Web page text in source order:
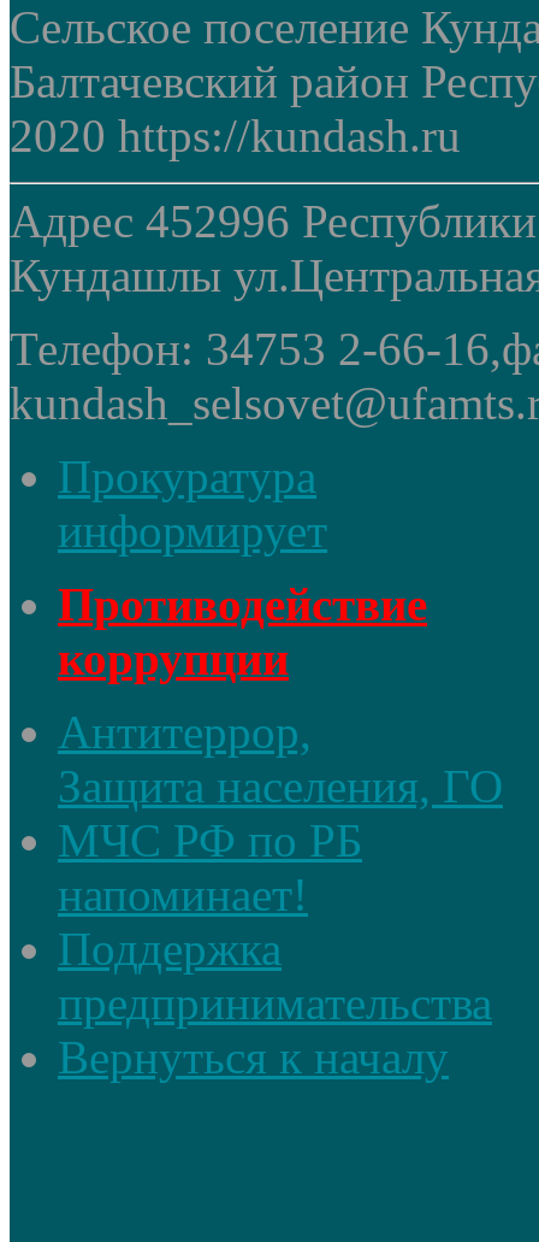
Сельское поселение
Балтачевский район
2020 https://kundash.ru
Адрес 452996
Кундашлы
Телефон: 34753 2-66-
Прокуратура
информирует
Противодействие
коррупции
Антитеррор,
Защита населения, ГО
МЧС РФ по РБ
напоминает!
Поддержка
предпринимательства
Вернуться к началу